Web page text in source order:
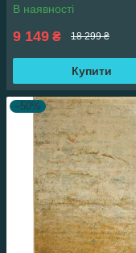
В наявності
9 149 ₴ 18 299 ₴
Купити
–50%